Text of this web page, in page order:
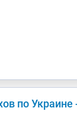
по